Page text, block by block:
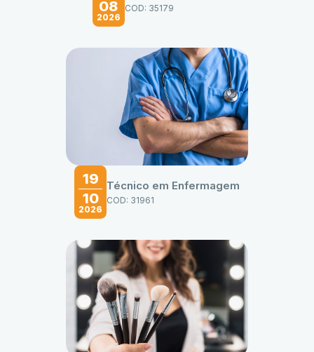
08
2026
COD: 35179
19
10
2026
Técnico em Enfermagem
COD: 31961